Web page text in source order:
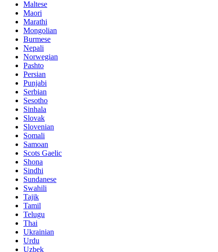
Maltese
Maori
Marathi
Mongolian
Burmese
Nepali
Norwegian
Pashto
Persian
Punjabi
Serbian
Sesotho
Sinhala
Slovak
Slovenian
Somali
Samoan
Scots Gaelic
Shona
Sindhi
Sundanese
Swahili
Tajik
Tamil
Telugu
Thai
Ukrainian
Urdu
Uzbek